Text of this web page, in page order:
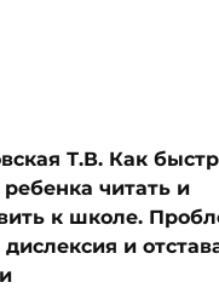
Т.В. Как
ребенка читать и
к школе.
и